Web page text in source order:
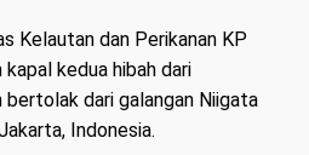
Kelautan dan Perikanan KP
kapal kedua hibah dari
dari galangan Niigata
Indonesia.